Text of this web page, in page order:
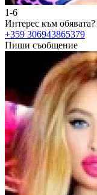
1-6
Интерес към обявата?
+359 306943865379
Пиши съобщение